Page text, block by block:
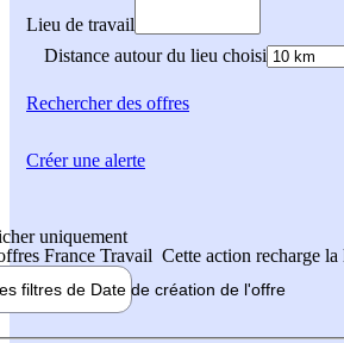
Lieu de travail
Distance autour du lieu choisi
Rechercherdes offres
uniquement
France Travail Cette action recharge la
filtres de Date de création de l'offre
Créer une alerte